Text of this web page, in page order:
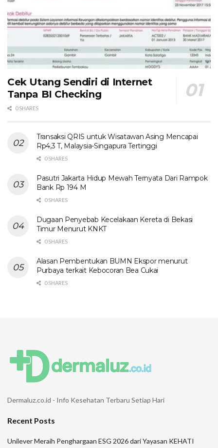
Cek Utang Sendiri di Internet
Tanpa BI Checking
0 SHARES
Transaksi QRIS untuk Wisatawan Asing Mencapai
Rp4,3 T, Malaysia-Singapura Tertinggi
0 SHARES
Pasutri Jakarta Hidup Mewah Ternyata Dari Rampok
Bank Rp 194 M
0 SHARES
Dugaan Penyebab Kecelakaan Kereta di Bekasi
Timur Menurut KNKT
0 SHARES
Alasan Pembentukan BUMN Ekspor menurut
Purbaya terkait Kebocoran Bea Cukai
0 SHARES
Dermaluz.co.id - Info Kesehatan Terbaru Setiap Hari
Recent Posts
Unilever Meraih Penghargaan ESG 2026 dari Yayasan KEHATI